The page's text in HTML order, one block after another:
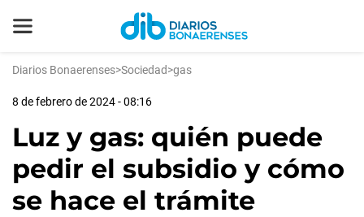
Diarios Bonaerenses>Sociedad>gas
8 de febrero de 2024 - 08:16
Luz y gas: quién puede
pedir el subsidio y cómo
se hace el trámite